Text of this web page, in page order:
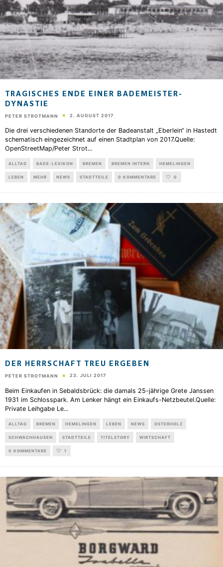
TRAGISCHES ENDE EINER BADEMEISTER-
DYNASTIE
PETER STROTMANN 2. AUGUST 2017
Die drei verschiedenen Standorte der Badeanstalt „Eberlein“ in Hastedt
schematisch eingezeichnet auf einen Stadtplan von 2017.Quelle:
OpenStreetMap/Peter Strot...
ALLTAG BADE-LEXIKON BREMEN BREMEN INTERN HEMELINGEN
LEBEN MEHR NEWS STADTTEILE 0 KOMMENTARE 0
DER HERRSCHAFT TREU ERGEBEN
PETER STROTMANN 23. JULI 2017
Beim Einkaufen in Sebaldsbrück: die damals 25-jährige Grete Janssen
1931 im Schlosspark. Am Lenker hängt ein Einkaufs-Netzbeutel.Quelle:
Private Leihgabe Le...
ALLTAG BREMEN HEMELINGEN LEBEN NEWS OSTERHOLZ
SCHWACHHAUSEN STADTTEILE TITELSTORY WIRTSCHAFT
0 KOMMENTARE 1